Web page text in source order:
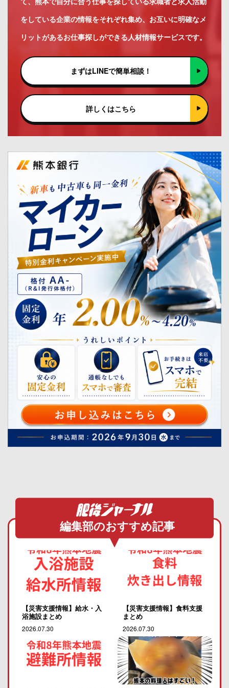
をしている企業の情報をそれぞれ集め、お互いに明確なメ
リットがあるお仕事探しができる人材情報サービスです。
まずはLINEで簡単相談！
詳しくはこちら
編集部のおすすめ記事
【災害支援情報】給水・入
浴施設まとめ
2026.07.30
【災害支援情報】食料支援
まとめ
2026.07.30